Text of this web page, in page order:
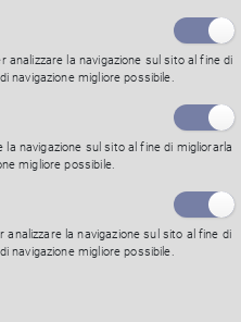
minori e delle famiglie
una email a
il proprio CV
dedicato ai contatti.
analizzare la navigazione sul sito al fine di
navigazione migliore possibile.
navigazione sul sito al fine di migliorarla
migliore possibile.
analizzare la navigazione sul sito al fine di
navigazione migliore possibile.